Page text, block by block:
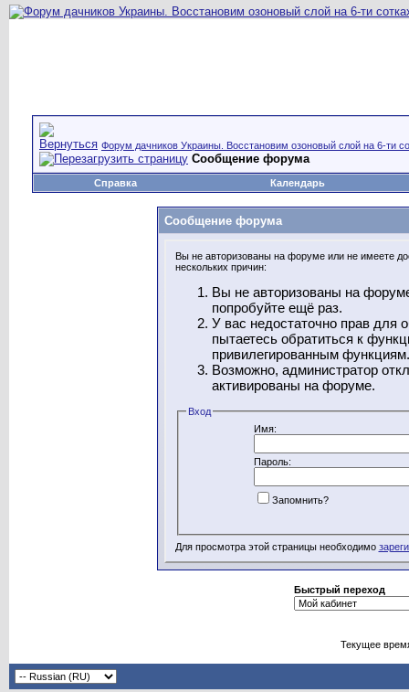
Форум дачников Украины. Восстановим озоновый слой на 6-ти
Сообщение форума
Справка Календарь
Сообщение форума
Вы не авторизованы на форуме или не имеете
нескольких причин:
Вы не авторизованы на
попробуйте ещё раз.
У вас недостаточно прав для
пытаетесь обратиться к
привилегированным функциям.
Возможно, администратор
активированы на форуме.
Вход
Имя:
Пароль:
Запомнить?
Для просмотра этой страницы необходимо
Быстрый переход
Текущее